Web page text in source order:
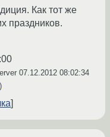
Как тот же
праздников.
07.12.2012 08:02:34
)